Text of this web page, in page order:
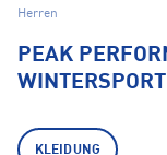
Herren
PEAK
WINTERSPORT
KLEIDUNG